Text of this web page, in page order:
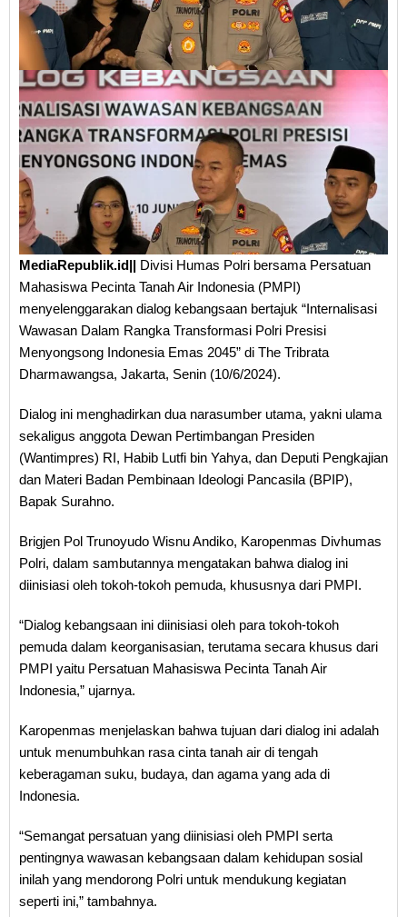
MediaRepublik.id|| Divisi Humas Polri bersama Persatuan
Mahasiswa Pecinta Tanah Air Indonesia (PMPI)
menyelenggarakan dialog kebangsaan bertajuk “Internalisasi
Wawasan Dalam Rangka Transformasi Polri Presisi
Menyongsong Indonesia Emas 2045” di The Tribrata
Dharmawangsa, Jakarta, Senin (10/6/2024).
Dialog ini menghadirkan dua narasumber utama, yakni ulama
sekaligus anggota Dewan Pertimbangan Presiden
(Wantimpres) RI, Habib Lutfi bin Yahya, dan Deputi Pengkajian
dan Materi Badan Pembinaan Ideologi Pancasila (BPIP),
Bapak Surahno.
Brigjen Pol Trunoyudo Wisnu Andiko, Karopenmas Divhumas
Polri, dalam sambutannya mengatakan bahwa dialog ini
diinisiasi oleh tokoh-tokoh pemuda, khususnya dari PMPI.
“Dialog kebangsaan ini diinisiasi oleh para tokoh-tokoh
pemuda dalam keorganisasian, terutama secara khusus dari
PMPI yaitu Persatuan Mahasiswa Pecinta Tanah Air
Indonesia,” ujarnya.
Karopenmas menjelaskan bahwa tujuan dari dialog ini adalah
untuk menumbuhkan rasa cinta tanah air di tengah
keberagaman suku, budaya, dan agama yang ada di
Indonesia.
“Semangat persatuan yang diinisiasi oleh PMPI serta
pentingnya wawasan kebangsaan dalam kehidupan sosial
inilah yang mendorong Polri untuk mendukung kegiatan
seperti ini,” tambahnya.